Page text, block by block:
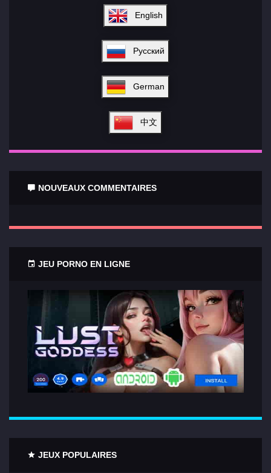
English
Русский
German
中文
NOUVEAUX COMMENTAIRES
JEU PORNO EN LIGNE
JEUX POPULAIRES